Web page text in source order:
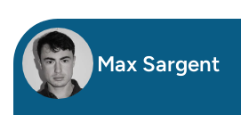
Max Sargent